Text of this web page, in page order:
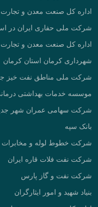
اداره کل صنعت معدن و تجارت
شرکت ملی حفاری ایران در
اداره کل صنعت معدن و تجارت
شهرداری کرمان استان کرمان
شرکت ملی مناطق نفت خیز
موسسه خدمات بهداشتی
شرکت سهامی عمران شهر
بانک سپه
شرکت خطوط لوله و مخابرات
شرکت نفت فلات قاره ایران
شرکت نفت و گاز پارس
بنیاد شهید و امور ایثارگران